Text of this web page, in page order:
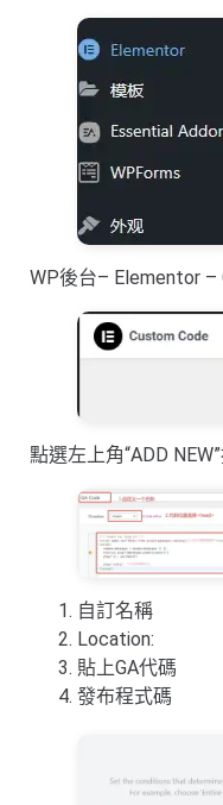
WP後台– Elementor –
點選左上角“ADD
自訂名稱
Location:
貼上GA代碼
發布程式碼